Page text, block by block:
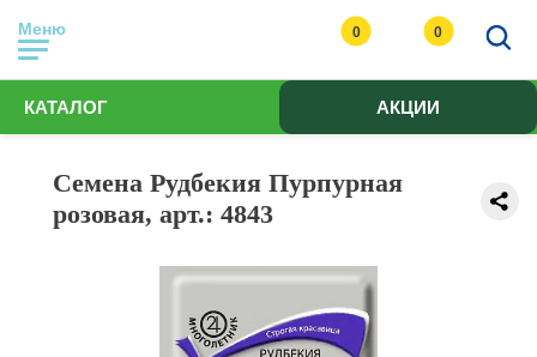
Меню 0 0
КАТАЛОГ АКЦИИ
Семена Рудбекия Пурпурная
розовая, арт.: 4843